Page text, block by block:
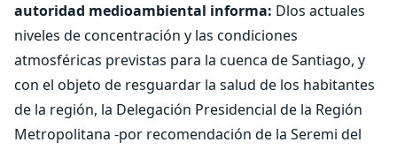
autoridad medioambiental informa: Dlos actuales
niveles de concentración y las condiciones
atmosféricas previstas para la cuenca de Santiago, y
con el objeto de resguardar la salud de los habitantes
de la región, la Delegación Presidencial de la Región
Metropolitana -por recomendación de la Seremi del